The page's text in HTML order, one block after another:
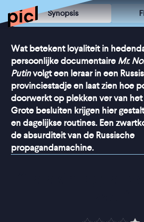
Synopsis
Wat betekent loyaliteit in
persoonlijke documentaire Mr.
Putinvolgt een leraar in een
provinciestadje en laat zien hoe
doorwerkt op plekken ver van
Grote besluiten krijgen hier
en dagelijkse routines. Een
de absurditeit van de Russische
propagandamachine.